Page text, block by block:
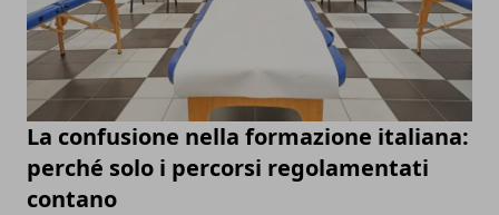
La confusione nella formazione italiana:
perché solo i percorsi regolamentati
contano